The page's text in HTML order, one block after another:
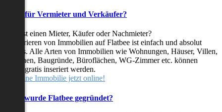
für Vermieter und Verkäufer?
suchst einen Mieter, Käufer oder Nachmieter?
Inserieren von Immobilien auf Flatbee ist einfach und absolut
Alle Arten von Immobilien wie Wohnungen, Häuser, Villen,
Baugründe, Büroflächen, WG-Zimmer etc. können
gratis inseriert werden.
deine Immobilie jetzt online!
wurde Flatbee gegründet?